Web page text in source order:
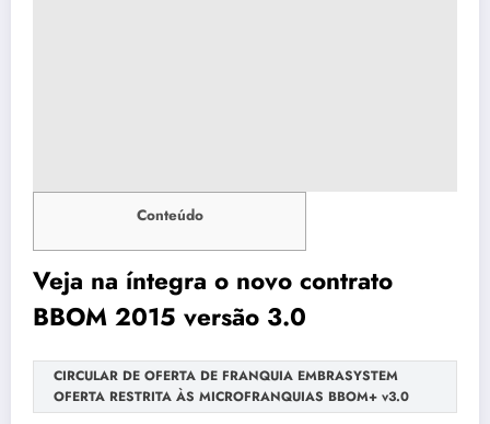
Conteúdo
Veja na íntegra o novo contrato
BBOM 2015 versão 3.0
CIRCULAR DE OFERTA DE FRANQUIA EMBRASYSTEM
OFERTA RESTRITA ÀS MICROFRANQUIAS BBOM+ v3.0